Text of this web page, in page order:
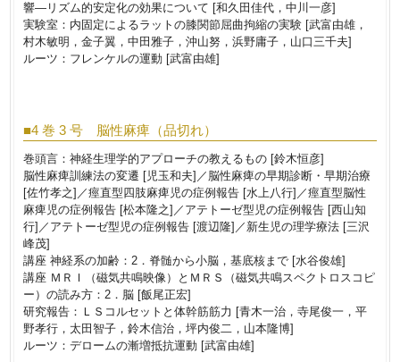
響―リズム的安定化の効果について [和久田佳代，中川一彦]
実験室：内固定によるラットの膝関節屈曲拘縮の実験 [武富由雄，
村木敏明，金子翼，中田雅子，沖山努，浜野庸子，山口三千夫]
ルーツ：フレンケルの運動 [武富由雄]
■4 巻 3 号 脳性麻痺（品切れ）
巻頭言：神経生理学的アプローチの教えるもの [鈴木恒彦]
脳性麻痺訓練法の変遷 [児玉和夫]／脳性麻痺の早期診断・早期治療
[佐竹孝之]／痙直型四肢麻痺児の症例報告 [水上八行]／痙直型脳性
麻痺児の症例報告 [松本隆之]／アテトーゼ型児の症例報告 [西山知
行]／アテトーゼ型児の症例報告 [渡辺隆]／新生児の理学療法 [三沢
峰茂]
講座 神経系の加齢：2．脊髄から小脳，基底核まで [水谷俊雄]
講座 ＭＲＩ（磁気共鳴映像）とＭＲＳ（磁気共鳴スペクトロスコピ
ー）の読み方：2．脳 [飯尾正宏]
研究報告：ＬＳコルセットと体幹筋筋力 [青木一治，寺尾俊一，平
野孝行，太田智子，鈴木信治，坪内俊二，山本隆博]
ルーツ：デロームの漸増抵抗運動 [武富由雄]